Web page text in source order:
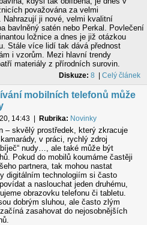
považována za velmi
Nahrazují ji nové, velmi kvalitní
bavlněný satén nebo Perkal. Povlečení
ložnice a dnes je již otázkou
Stále více lidí tak dává přednost
i vzorům. Mezi hlavní trendy
materiály z přírodních surovin.
Celý článek
Diskuze: 8
mobilních telefonů může
14:43| Rubrika: Novinky
– skvělý prostředek, který zkracuje
v práci, rychlý zdroj
nudy…, ale také může být
Pokud do mobilů koumáme častěji
partnera, tak mohou nastat
digitálním technologiím si často
a naslouchat jeden druhému,
obrazovku telefonu či tabletu.
dobrým sluhou, ale často zlým
zasahovat do nejosobnějších